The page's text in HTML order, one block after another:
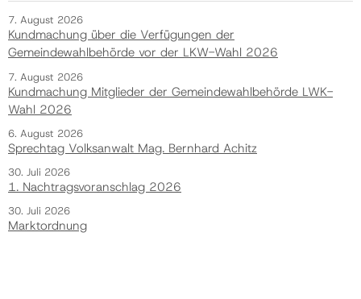
7. August 2026
Kundmachung über die Verfügungen der
Gemeindewahlbehörde vor der LKW-Wahl 2026
7. August 2026
Kundmachung Mitglieder der Gemeindewahlbehörde LWK-
Wahl 2026
6. August 2026
Sprechtag Volksanwalt Mag. Bernhard Achitz
30. Juli 2026
1. Nachtragsvoranschlag 2026
30. Juli 2026
Marktordnung